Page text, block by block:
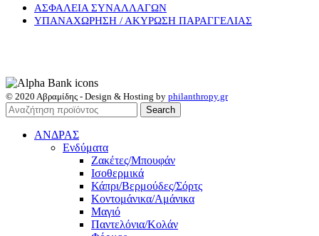
ΑΣΦΑΛΕΙΑ ΣΥΝΑΛΛΑΓΩΝ
ΥΠΑΝΑΧΩΡΗΣΗ / ΑΚΥΡΩΣΗ ΠΑΡΑΓΓΕΛΙΑΣ
© 2020 Αβραμίδης - Design & Hosting by philanthropy.gr
Search
ΑΝΔΡΑΣ
Ενδύματα
Ζακέτες/Μπουφάν
Ισοθερμικά
Κάπρι/Βερμούδες/Σόρτς
Κοντομάνικα/Αμάνικα
Μαγιό
Παντελόνια/Κολάν